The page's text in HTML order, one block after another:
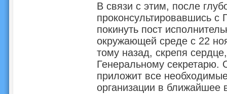
В связи с этим, после
проконсультировавшись
покинуть пост
окружающей среде с 22
тому назад, скрепя
Генеральному секретарю.
приложит все
организации в ближайшее